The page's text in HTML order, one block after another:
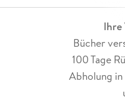
Ihre
Bücher
100 Tage
Abholung